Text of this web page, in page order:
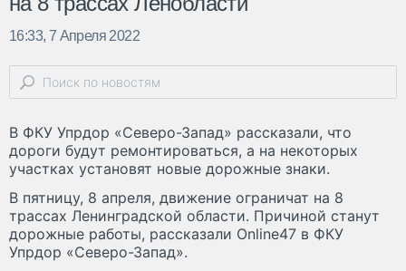
16:33, 7 Апреля 2022
В ФКУ Упрдор «Северо-Запад» рассказали, что
дороги будут ремонтироваться, а на некоторых
участках установят новые дорожные знаки.
В пятницу, 8 апреля, движение ограничат на 8
трассах Ленинградской области. Причиной станут
дорожные работы, рассказали Online47 в ФКУ
Упрдор «Северо-Запад».